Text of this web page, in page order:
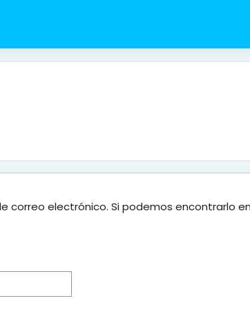
correo electrónico. Si podemos encontrarlo